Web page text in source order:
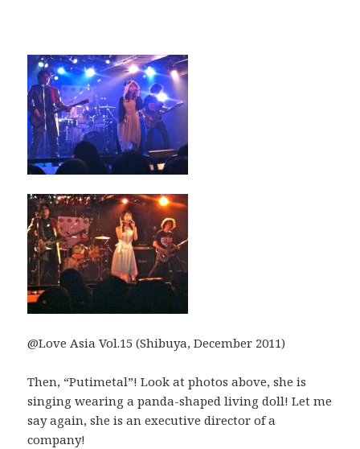
@Love Asia Vol.15 (Shibuya, December 2011)
Then, “Putimetal”! Look at photos above, she is
singing wearing a panda-shaped living doll! Let me
say again, she is an executive director of a
company!